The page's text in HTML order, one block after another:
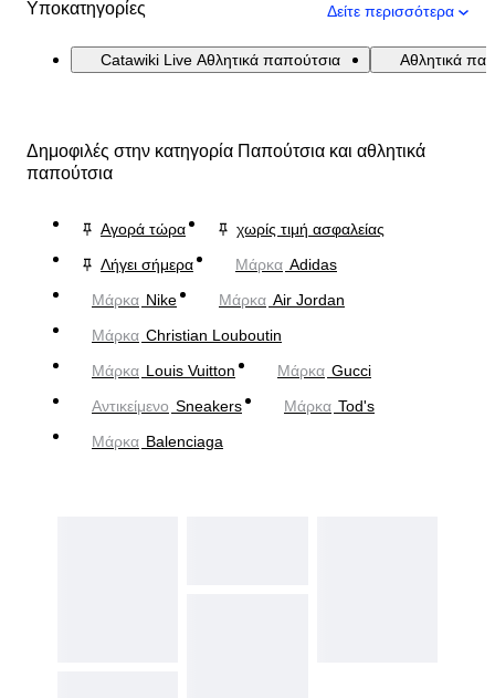
Υποκατηγορίες Δείτε περισσότερα
Catawiki Live Αθλητικά παπούτσια Αθλητικά
Δημοφιλές στην κατηγορία Παπούτσια και αθλητικά
παπούτσια
Αγορά τώρα
χωρίς τιμή ασφαλείας
Λήγει σήμερα
Μάρκα Adidas
Μάρκα Nike Μάρκα Air Jordan
Μάρκα Christian Louboutin
Μάρκα Louis Vuitton Μάρκα Gucci
Αντικείμενο Sneakers Μάρκα Tod's
Μάρκα Balenciaga